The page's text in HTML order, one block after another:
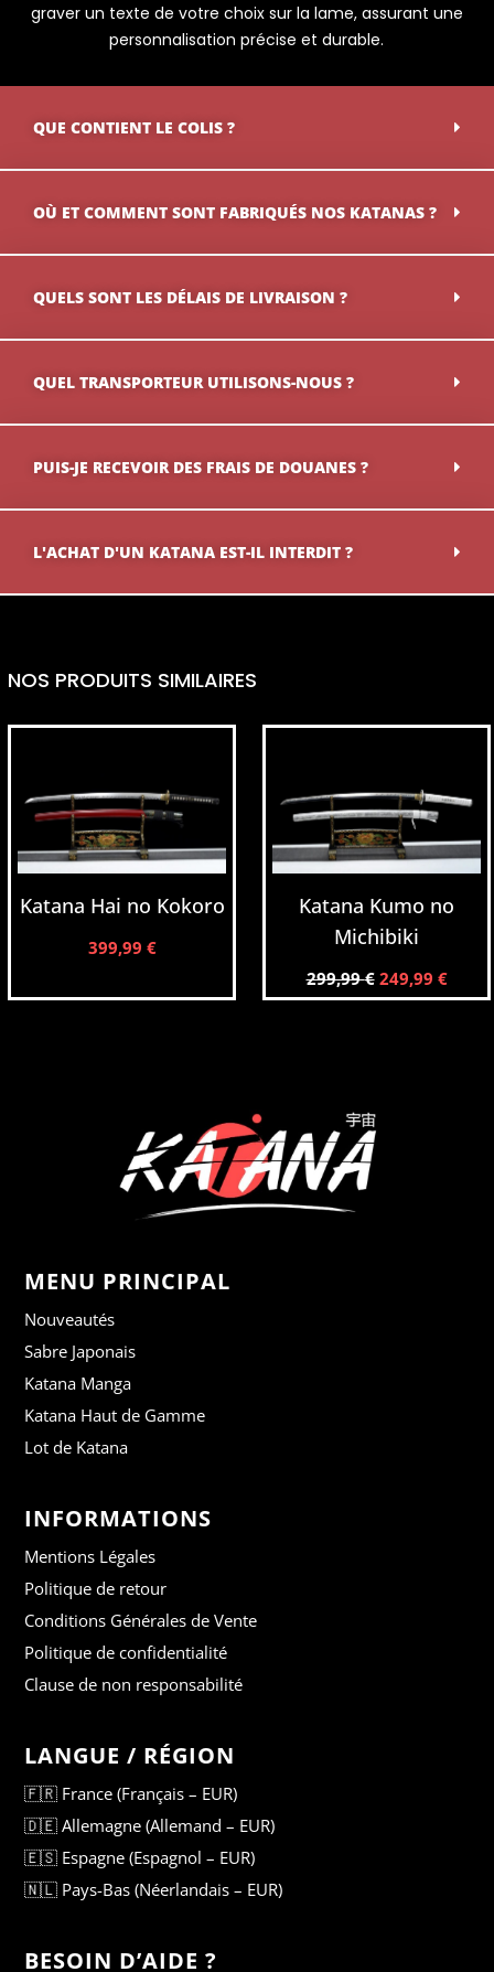
graver un texte de votre choix sur la lame, assurant une
personnalisation précise et durable.
QUE CONTIENT LE COLIS ?
OÙ ET COMMENT SONT FABRIQUÉS NOS KATANAS ?
QUELS SONT LES DÉLAIS DE LIVRAISON ?
QUEL TRANSPORTEUR UTILISONS-NOUS ?
PUIS-JE RECEVOIR DES FRAIS DE DOUANES ?
L'ACHAT D'UN KATANA EST-IL INTERDIT ?
NOS PRODUITS SIMILAIRES
Katana Hai no Kokoro
399,99 €
Katana Kumo no
Michibiki
299,99€ 249,99 €
MENU PRINCIPAL
Nouveautés
Sabre Japonais
Katana Manga
Katana Haut de Gamme
Lot de Katana
INFORMATIONS
Mentions Légales
Politique de retour
Conditions Générales de Vente
Politique de confidentialité
Clause de non responsabilité
LANGUE / RÉGION
🇫🇷 France (Français – EUR)
🇩🇪 Allemagne (Allemand – EUR)
🇪🇸 Espagne (Espagnol – EUR)
🇳🇱 Pays-Bas (Néerlandais – EUR)
BESOIN D’AIDE ?